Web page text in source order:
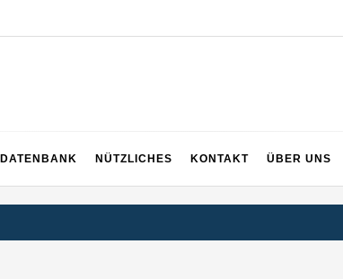
DATENBANK NÜTZLICHES KONTAKT ÜBER UNS
Startup hat die Lösung!